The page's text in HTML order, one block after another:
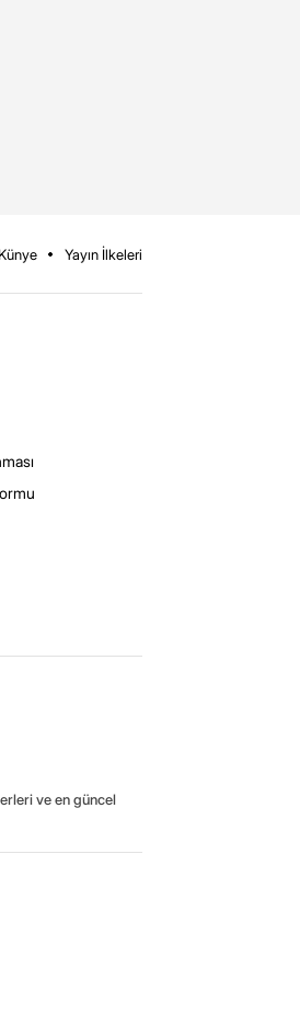
Künye Yayın İlkeleri
ve en güncel